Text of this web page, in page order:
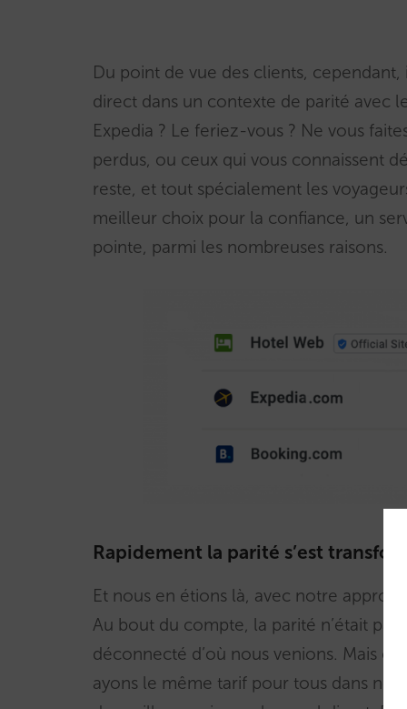
Du point de vue des clients,
direct dans un contexte de parité avec
Expedia ? Le feriez-vous ? Ne vous
perdus, ou ceux qui vous connaissent
reste, et tout spécialement les
meilleur choix pour la confiance, un
pointe, parmi les nombreuses raisons.
Rapidement la parité s’est
Et nous en étions là, avec notre
Au bout du compte, la parité n’était
déconnecté d’où nous venions. Mais
ayons le même tarif pour tous dans